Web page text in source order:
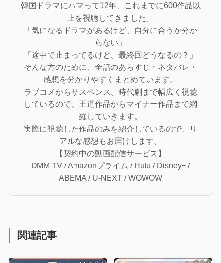
韓国ドラマにハマって12年、これまでに600作品以
上を視聴してきました。
「気になるドラマがあるけど、自分に合うか分か
らない」
「途中で止まってるけど、最終回どうなるの？」
そんな方のために、全話のあらすじ・ネタバレ・
感想を分かりやすくまとめています。
ラブコメからサスペンス、時代劇まで幅広く視聴
しているので、王道作品からマイナー作品まで網
羅していきます。
実際に視聴した作品のみを紹介しているので、リ
アルな感想もお届けします。
【契約中の動画配信サービス】
DMM TV / Amazonプライム / Hulu / Disney+ /
ABEMA / U-NEXT / WOWOW
関連記事